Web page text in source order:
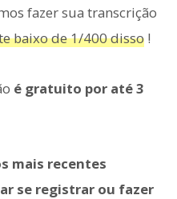
fazer sua transcrição
baixo de 1/400 disso !
é gratuito por até 3
mais recentes
se registrar ou fazer